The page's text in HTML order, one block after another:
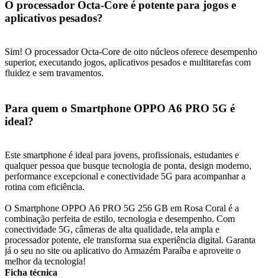
O processador Octa-Core é potente para jogos e
aplicativos pesados?
Sim! O processador Octa-Core de oito núcleos oferece desempenho
superior, executando jogos, aplicativos pesados e multitarefas com
fluidez e sem travamentos.
Para quem o Smartphone OPPO A6 PRO 5G é
ideal?
Este smartphone é ideal para jovens, profissionais, estudantes e
qualquer pessoa que busque tecnologia de ponta, design moderno,
performance excepcional e conectividade 5G para acompanhar a
rotina com eficiência.
O Smartphone OPPO A6 PRO 5G 256 GB em Rosa Coral é a
combinação perfeita de estilo, tecnologia e desempenho. Com
conectividade 5G, câmeras de alta qualidade, tela ampla e
processador potente, ele transforma sua experiência digital. Garanta
já o seu no site ou aplicativo do Armazém Paraíba e aproveite o
melhor da tecnologia!
Ficha técnica